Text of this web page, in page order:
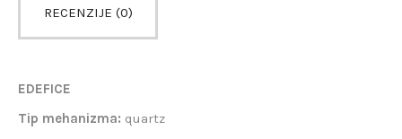
RECENZIJE (0)
EDEFICE
Tip mehanizma: quartz